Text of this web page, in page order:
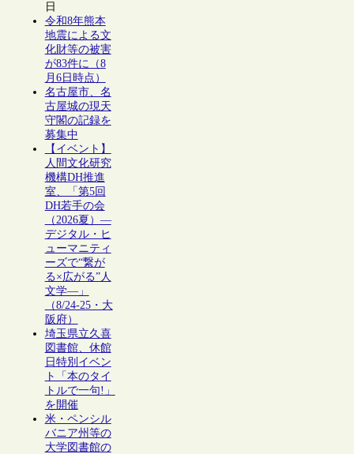
日
令和8年熊本
地震による文
化財等の被害
が83件に（8
月6日時点）
名古屋市、名
古屋城の現天
守閣の記録を
募集中
【イベント】
人間文化研究
機構DH推進
室、「第5回
DH若手の会
（2026夏）―
デジタル・ヒ
ューマニティ
ーズで“繋が
る×広がる”人
文学―」
（8/24-25・大
阪府）
埼玉県立久喜
図書館、休館
日特別イベン
ト「本のタイ
トルで一句!」
を開催
米・ペンシル
バニア州等の
大学図書館の